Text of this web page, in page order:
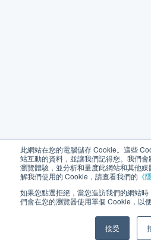
此網站在您的電腦儲存 Cookie。這些
站互動的資料，並讓我們記得您。我們
瀏覽體驗，並分析和量度此網站和其他
解我們使用的 Cookie，請查看我們的 《
如果您點選拒絕，當您造訪我們的網站
們會在您的瀏覽器使用單個 Cookie，以
接受